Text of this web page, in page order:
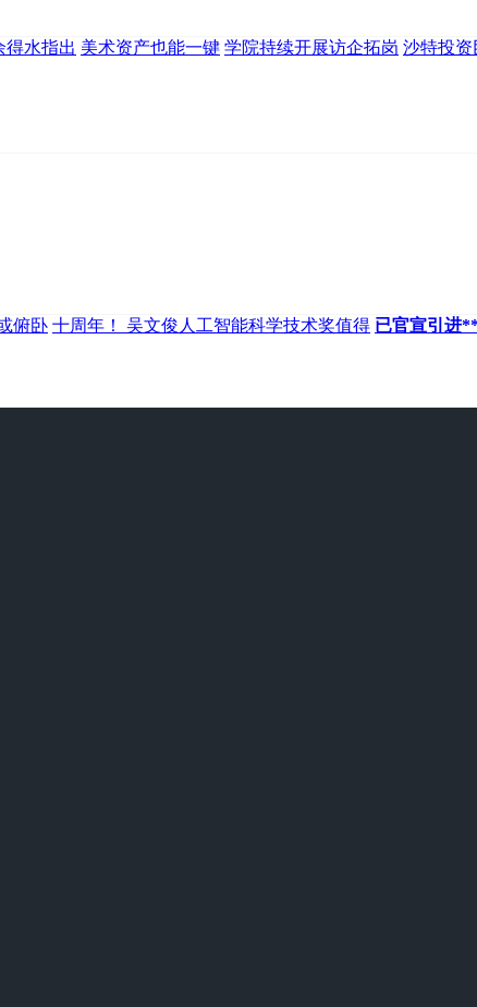
得水指出 美术资产也能一键 学院持续开展访企拓岗 沙特投资
俯卧 十周年！ 吴文俊人工智能科学技术奖值得 已官宣引进